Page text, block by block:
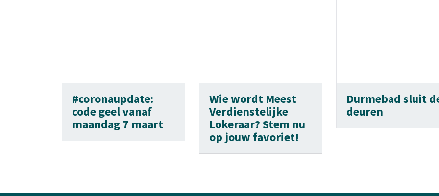
#coronaupdate:
code geel vanaf
maandag 7 maart
Wie wordt Meest
Verdienstelijke
Lokeraar? Stem nu
op jouw favoriet!
Durmebad sluit
deuren